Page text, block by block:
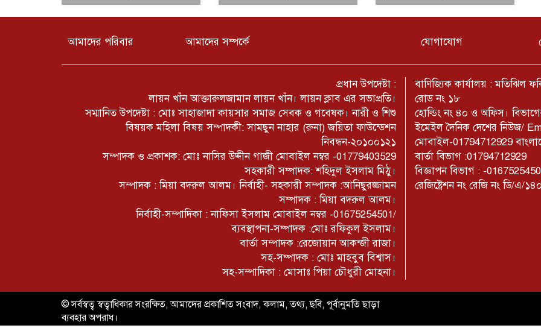
আমাদের পরিবার আমাদের সম্পর্কে যোগাযোগ
প্রধান উপদেষ্টা :
লায়ন খাঁন আক্তারুলজামান লায়ন খাঁন। লায়ন ক্লাব এর সভাপ্রতি।
সম্মানিত উপদেষ্টা : মোঃ সাহাজাদা কায়সার সমাজ সেবক ও গবেষক। নারী ও শিশু
বিষয়ক মহিলা বিষয় সম্পাদকী: সামছুন নাহার (রুনা) জয়িতা ফাউন্ডেশন
নিবন্ধন-২০১০০১২১
সম্পাদক ও প্রকাশক: মোঃ নাসির উদ্দীন গাজী মোবাইল নম্বর -01779403529
সহকারী সম্পাদক: শহিদুল ইসলাম মিঠু।
সম্পাদক : মিয়া বদরুল আলম। নির্বাহী- সহকারী সম্পাদক :আনিছুরজ্জামন
সম্পাদক : মিয়া বদরুল আলম।
নির্বাহী-সম্পাদিকা : নাফিসা ইসলাম মোবাইল নম্বর -01675254501/
ব্যবস্থাপনা-সম্পাদক :মোঃ রফিকুল ইসলাম।
বার্তা সম্পাদক :রেজোয়ান আকন্জী রাজা।
সহ-সম্পাদক : মোঃ মাহবুব বিশ্বাস।
সহ-সম্পাদিকা : মোসাঃ পিয়া চৌধুরী মোহনা।
বাণিজ্যিক কার্যালয় : মতিঝিল
রোড নং ১৮
হোল্ডিং নং ৪০ ও অফিস।
ইমেইল দৈনিক দেশের নিউজ/
মোবাইল-01794712929
বার্তা বিভাগ :01794712929
বিজ্ঞাপন বিভাগ : -
রেজিষ্ট্রেশন নং রেজি নং ডি/এ/
© সর্বস্বত্ব স্বত্বাধিকার সংরক্ষিত, আমাদের প্রকাশিত সংবাদ, কলাম, তথ্য, ছবি, পূর্বানুমতি ছাড়া
ব্যবহার অপরাধ।